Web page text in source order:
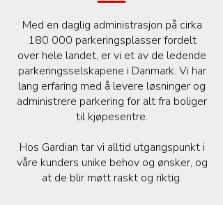
Med en daglig administrasjon på cirka
180 000 parkeringsplasser fordelt
over hele landet, er vi et av de ledende
parkeringsselskapene i Danmark. Vi har
lang erfaring med å levere løsninger og
administrere parkering for alt fra boliger
til kjøpesentre.
Hos Gardian tar vi alltid utgangspunkt i
våre kunders unike behov og ønsker, og
at de blir møtt raskt og riktig.